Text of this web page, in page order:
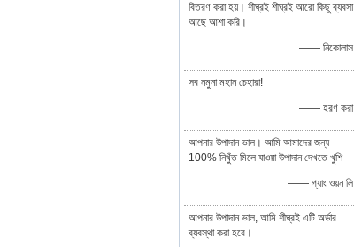
বিতরণ করা হয়। শীঘ্রই শীঘ্রই আরো কিছু ব্যবসা
আছে আশা করি।
—— নিকোলাস
সব নমুনা মহান চেহারা!
—— হরণ করা
আপনার উপাদান ভাল। আমি আমাদের জন্য
100% নিখুঁত মিলে যাওয়া উপাদান দেখতে খুশি
—— গ্যাং ওয়ন লি
আপনার উপাদান ভাল, আমি শীঘ্রই এটি অর্ডার
ব্যবস্থা করা হবে।